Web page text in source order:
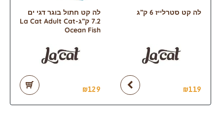
לה קט סטרלייז 6 ק”ג
₪119
לה קט חתול בוגר דגי ים
7.2 ק”ג-La Cat Adult Cat
Ocean Fish
₪129